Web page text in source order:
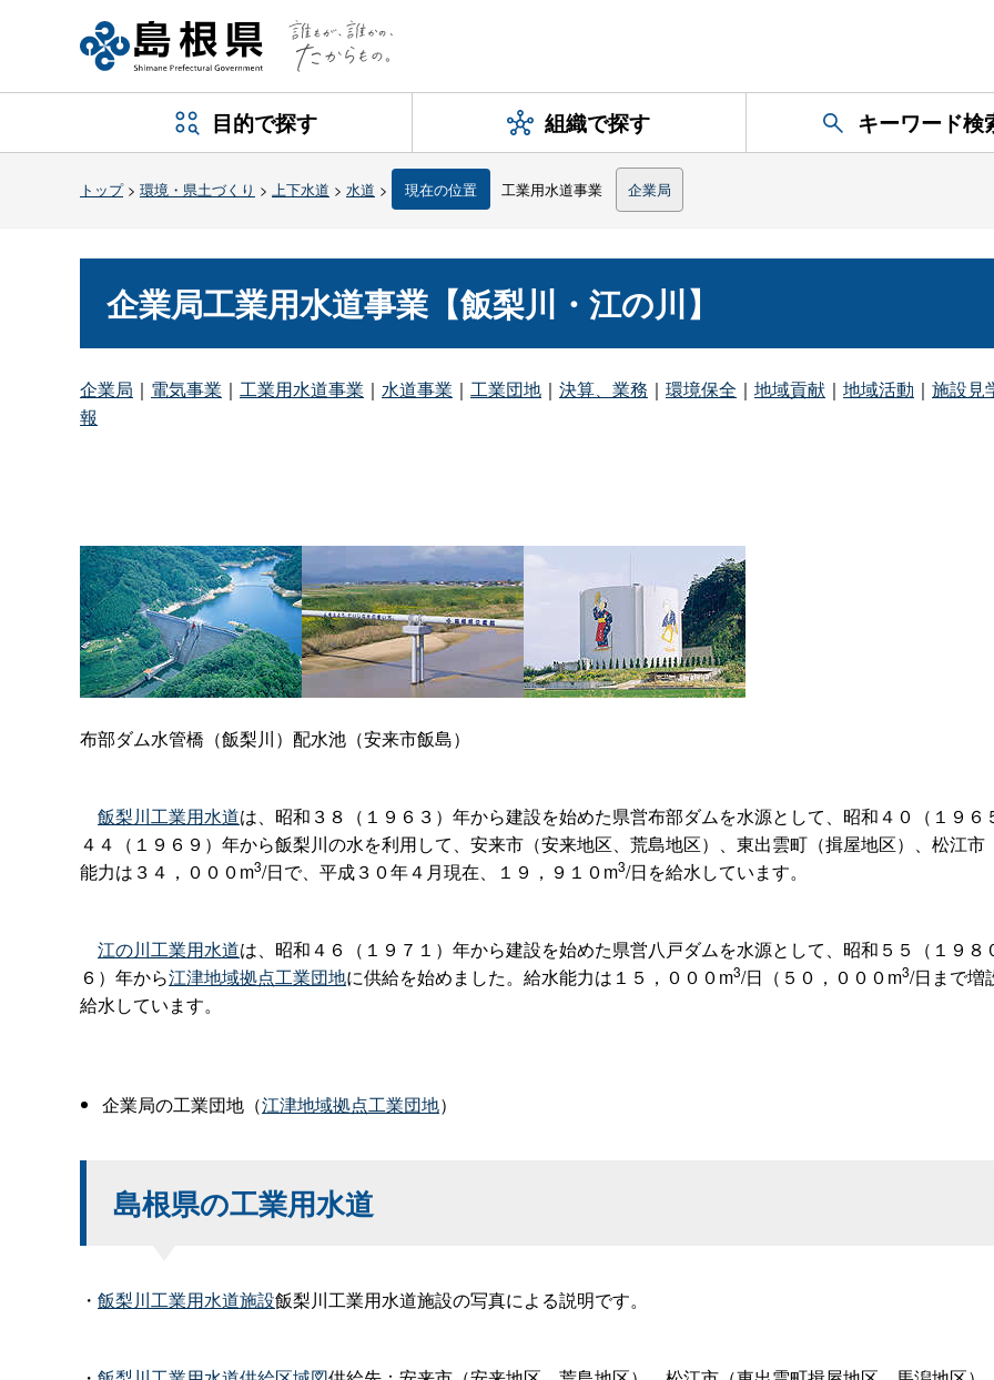
目的で探す 組織で探す キーワード検
トップ> 環境・県土づくり > 上下水道 > 水道 > 現在の位置 工業用水道事業 企業局
企業局工業用水道事業【飯梨川・江の川】
企業局 ｜ 電気事業 ｜ 工業用水道事業 ｜ 水道事業 ｜ 工業団地 ｜ 決算、業務 ｜ 環境保全 ｜ 地域貢献 ｜ 地域活動 ｜ 施設見
報
布部ダム水管橋（飯梨川）配水池（安来市飯島）
飯梨川工業用水道は、昭和３８（１９６３）年から建設を始めた県営布部ダムを水源として、昭和４０（１９
４４（１９６９）年から飯梨川の水を利用して、安来市（安来地区、荒島地区）、東出雲町（揖屋地区）、松江
能力は３４，０００m3/日で、平成３０年４月現在、１９，９１０m3/日を給水しています。
江の川工業用水道は、昭和４６（１９７１）年から建設を始めた県営八戸ダムを水源として、昭和５５（１９
６）年から江津地域拠点工業団地に供給を始めました。給水能力は１５，０００m3/日（５０，０００m3/日まで増
給水しています。
企業局の工業団地（江津地域拠点工業団地）
島根県の工業用水道
・ 飯梨川工業用水道施設飯梨川工業用水道施設の写真による説明です。